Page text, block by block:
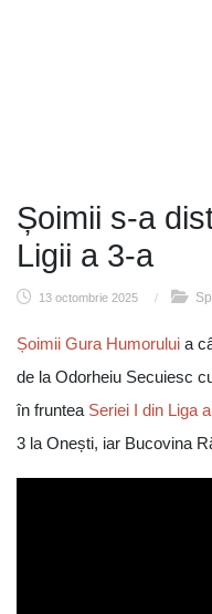
Șoimii s-a
Ligii a 3-a
13 octombrie 2025 /
Șoimii Gura Humorului a
de la Odorheiu Secuiesc
în fruntea Seriei I din Liga
3 la Onești, iar Bucovina